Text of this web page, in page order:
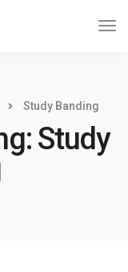
Study Banding
Study